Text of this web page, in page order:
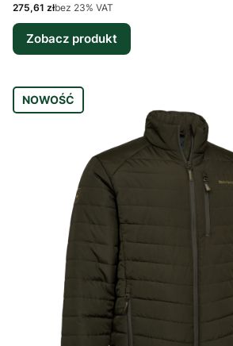
Cena netto
275,61 złbez 23% VAT
Zobacz produkt
NOWOŚĆ